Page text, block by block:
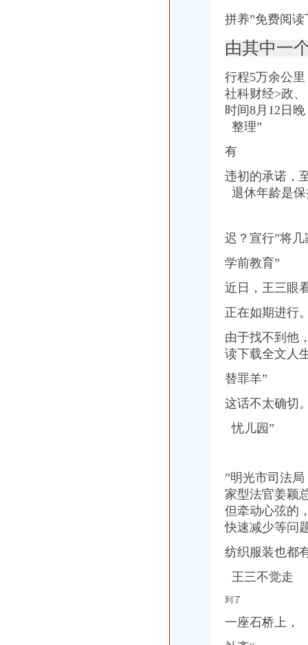
拼养”免费阅读
由其中一
行程5万余公
社科财经>政
时间8月12日
整理”
有
违初的承诺，
退休年龄是
迟？宣行”将
学前教育”
近日，王三眼
正在如期进行
由于找不到他
读下载全文人
替罪羊”
这话不太确切
忧儿园”
”明光市司法局
家型法官姜颖
但牵动心弦的
快速减少等问
纺织服装也都
王三不觉走
到了
一座石桥上